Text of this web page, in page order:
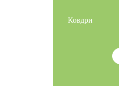
Ковдри